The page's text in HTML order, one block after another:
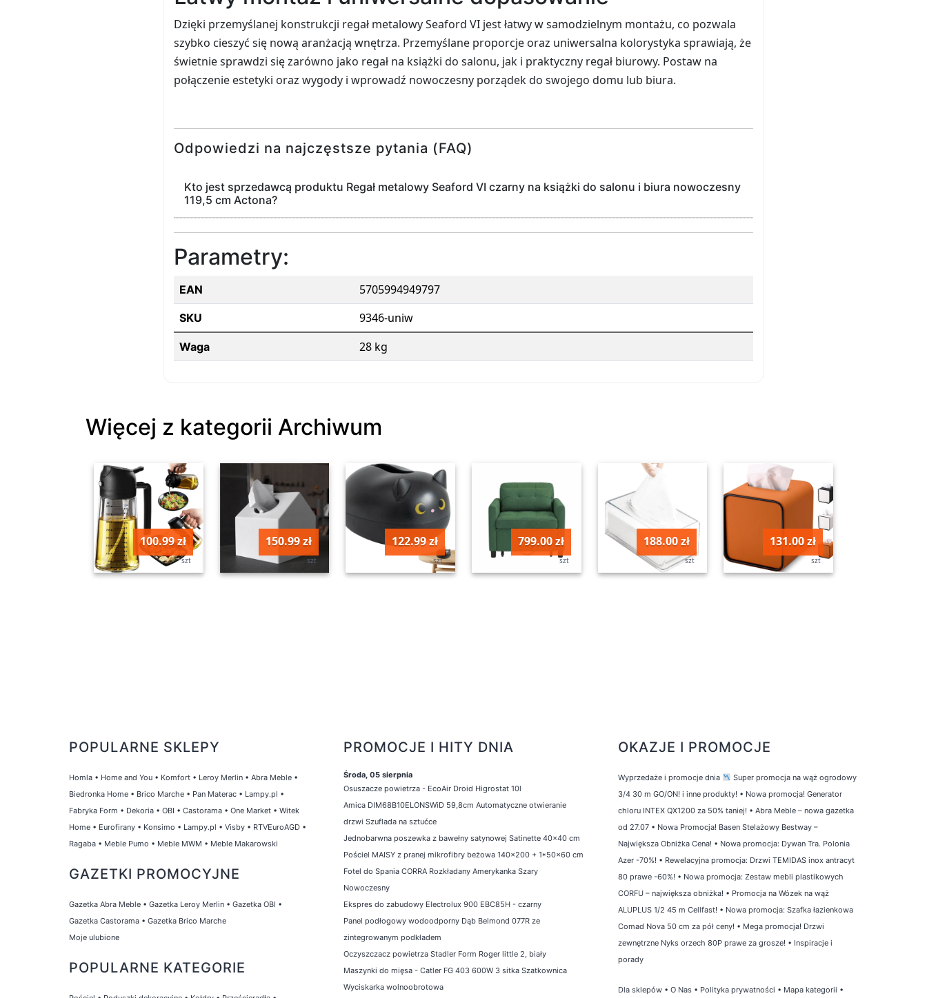
Dzięki przemyślanej konstrukcji regał metalowy Seaford VI jest łatwy w samodzielnym montażu, co pozwala
szybko cieszyć się nową aranżacją wnętrza. Przemyślane proporcje oraz uniwersalna kolorystyka sprawiają, że
świetnie sprawdzi się zarówno jako regał na książki do salonu, jak i praktyczny regał biurowy. Postaw na
połączenie estetyki oraz wygody i wprowadź nowoczesny porządek do swojego domu lub biura.
Odpowiedzi na najczęstsze pytania (FAQ)
Kto jest sprzedawcą produktu Regał metalowy Seaford VI czarny na książki do salonu i biura nowoczesny
119,5 cm Actona?
Parametry:
EAN 5705994949797
SKU 9346-uniw
Waga 28 kg
Więcej z kategorii Archiwum
100.99 zł
szt
150.99 zł
szt
122.99 zł
szt
799.00 zł
szt
188.00 zł
szt
131.00 zł
szt
POPULARNE SKLEPY
Homla • Home and You • Komfort • Leroy Merlin • Abra Meble •
Biedronka Home • Brico Marche • Pan Materac • Lampy.pl •
Fabryka Form • Dekoria • OBI • Castorama • One Market • Witek
Home • Eurofirany • Konsimo • Lampy.pl • Visby • RTVEuroAGD •
Ragaba • Meble Pumo • Meble MWM • Meble Makarowski
GAZETKI PROMOCYJNE
Gazetka Abra Meble • Gazetka Leroy Merlin • Gazetka OBI •
Gazetka Castorama • Gazetka Brico Marche
Moje ulubione
POPULARNE KATEGORIE
PROMOCJE I HITY DNIA
Środa, 05 sierpnia
Osuszacze powietrza - EcoAir Droid Higrostat 10l
Amica DIM68B10ELONSWiD 59,8cm Automatyczne otwieranie
drzwi Szuflada na sztućce
Jednobarwna poszewka z bawełny satynowej Satinette 40x40 cm
Pościel MAISY z pranej mikrofibry beżowa 140x200 + 1*50x60 cm
Fotel do Spania CORRA Rozkładany Amerykanka Szary
Nowoczesny
Ekspres do zabudowy Electrolux 900 EBC85H - czarny
Panel podłogowy wodoodporny Dąb Belmond 077R ze
zintegrowanym podkładem
Oczyszczacz powietrza Stadler Form Roger little 2, biały
Maszynki do mięsa - Catler FG 403 600W 3 sitka Szatkownica
Wyciskarka wolnoobrotowa
OKAZJE I PROMOCJE
Wyprzedaże i promocje dnia
Super promocja na wąż ogrodowy
3/4 30 m GO/ON! i inne produkty! • Nowa promocja! Generator
chloru INTEX QX1200 za 50% taniej! • Abra Meble – nowa gazetka
od 27.07 • Nowa Promocja! Basen Stelażowy Bestway –
Największa Obniżka Cena! • Nowa promocja: Dywan Tra. Polonia
Azer -70%! • Rewelacyjna promocja: Drzwi TEMIDAS inox antracyt
80 prawe -60%! • Nowa promocja: Zestaw mebli plastikowych
CORFU – największa obniżka! • Promocja na Wózek na wąż
ALUPLUS 1/2 45 m Cellfast! • Nowa promocja: Szafka łazienkowa
Comad Nova 50 cm za pół ceny! • Mega promocja! Drzwi
zewnętrzne Nyks orzech 80P prawe za grosze! • Inspiracje i
porady
Dla sklepów • O Nas • Polityka prywatności • Mapa kategorii •